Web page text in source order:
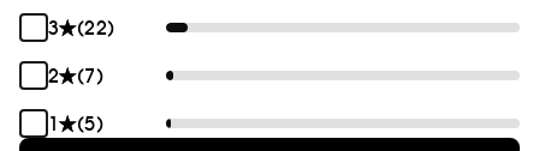
3
(22)
2
(7)
1
(5)